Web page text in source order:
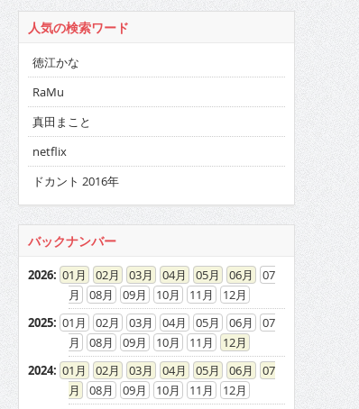
人気の検索ワード
徳江かな
RaMu
真田まこと
netflix
ドカント 2016年
バックナンバー
2026: 01 02 03 04 05 06
07
08
09 10 11
12
2025: 01 02 03 04 05 06
07
08
09 10 11
12
2024: 01 02 03 04 05 06
07
08
09 10 11
12